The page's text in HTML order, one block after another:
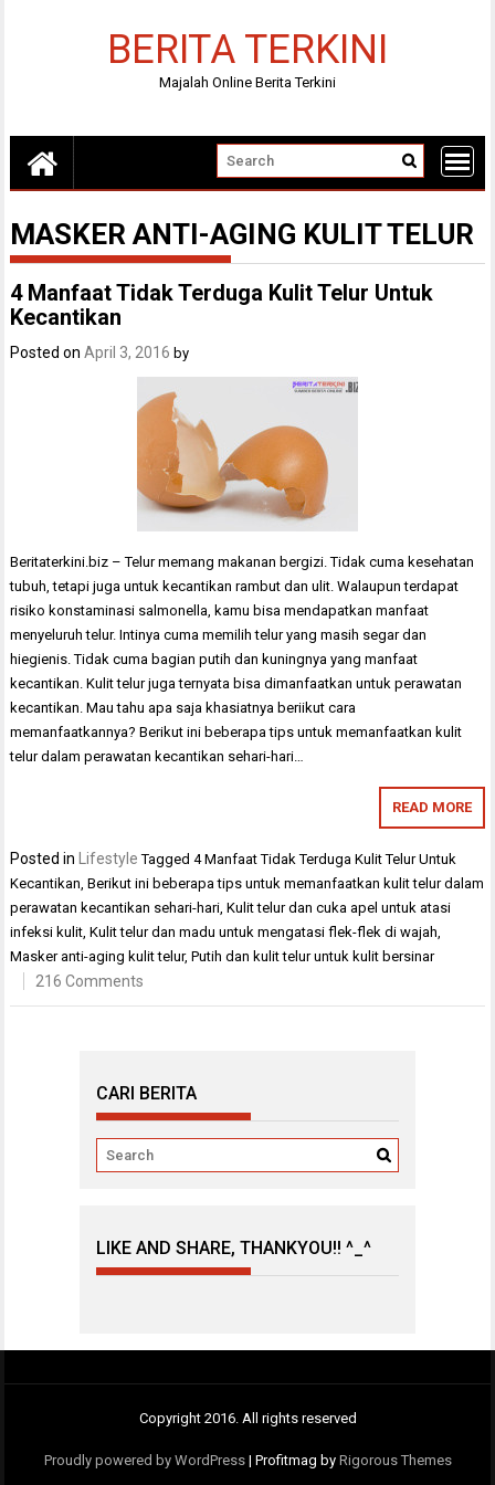
BERITA TERKINI
Majalah Online Berita Terkini
MASKER ANTI-AGING KULIT TELUR
4 Manfaat Tidak Terduga Kulit Telur Untuk
Kecantikan
Posted onApril 3, 2016 by
Beritaterkini.biz – Telur memang makanan bergizi. Tidak cuma kesehatan
tubuh, tetapi juga untuk kecantikan rambut dan ulit. Walaupun terdapat
risiko konstaminasi salmonella, kamu bisa mendapatkan manfaat
menyeluruh telur. Intinya cuma memilih telur yang masih segar dan
hiegienis. Tidak cuma bagian putih dan kuningnya yang manfaat
kecantikan. Kulit telur juga ternyata bisa dimanfaatkan untuk perawatan
kecantikan. Mau tahu apa saja khasiatnya beriikut cara
memanfaatkannya? Berikut ini beberapa tips untuk memanfaatkan kulit
telur dalam perawatan kecantikan sehari-hari…
READ MORE
Posted in Lifestyle Tagged4 Manfaat Tidak Terduga Kulit Telur Untuk
Kecantikan,Berikut ini beberapa tips untuk memanfaatkan kulit telur dalam
perawatan kecantikan sehari-hari,Kulit telur dan cuka apel untuk atasi
infeksi kulit,Kulit telur dan madu untuk mengatasi flek-flek di wajah,
Masker anti-aging kulit telur,Putih dan kulit telur untuk kulit bersinar
216 Comments
CARI BERITA
LIKE AND SHARE, THANKYOU!! ^_^
Copyright 2016. All rights reserved
Proudly powered by WordPress | Profitmag by Rigorous Themes